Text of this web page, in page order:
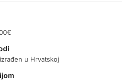
u Hrvatskoj